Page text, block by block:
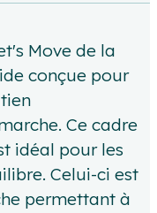
Move de la
conçue pour
Ce cadre
idéal pour les
Celui-ci est
permettant à